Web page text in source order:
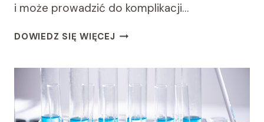
i może prowadzić do komplikacji…
DOWIEDZ SIĘ WIĘCEJ CUKRZYCA
MATKI
DZIECKA